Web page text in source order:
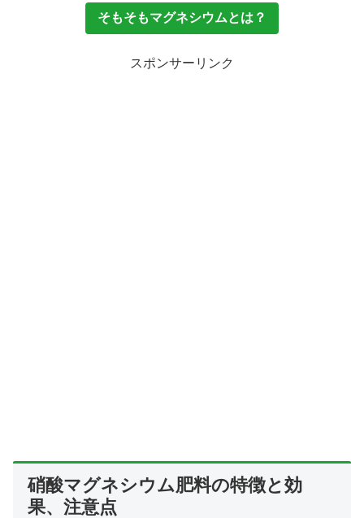
そもそもマグネシウムとは？
スポンサーリンク
硝酸マグネシウム肥料の特徴と効
果、注意点